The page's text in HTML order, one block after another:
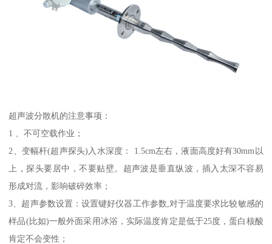
超声波分散机的注意事项：
1 、不可空载作业；
2、变幅杆(超声探头)入水深度： 1.5cm左右，液面高度好有30mm以
上，探头要居中，不要贴壁。超声波是垂直纵波，插入太深不容易
形成对流，影响破碎效率；
3、超声参数设置：设置键好仪器工作参数,对于温度要求比较敏感的
样品(比如)一般外面采用冰浴，实际温度肯定是低于25度，蛋白核酸
肯定不会变性；